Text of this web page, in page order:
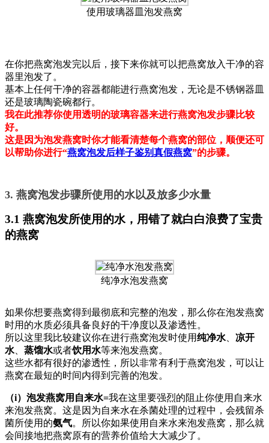
使用玻璃器皿泡发燕窝
在你把燕窝泡发完以后，接下来你就可以把燕窝放入干净的容
器里泡发了。
基本上任何干净的容器都能进行燕窝泡发，无论是不锈钢器皿
还是玻璃陶瓷碗都行。
我在此推荐你使用透明的玻璃容器来进行燕窝泡发步骤比较
好。
这是因为泡发燕窝时你才能看清楚每个燕窝的部位，顺便还可
以帮助你进行“燕窝泡发后样子鉴别真假燕窝”的步骤。
3. 燕窝泡发步骤所使用的水以及放多少水量
3.1 燕窝泡发所使用的水，用错了就白白浪费了宝贵
的燕窝
纯净水泡发燕窝
如果你想要燕窝得到最彻底和完整的泡发，那么你在泡发燕窝
时用的水质必须具备良好的干净度以及渗透性。
所以这里我比较建议你在进行燕窝泡发时使用纯净水
凉开
水
蒸馏水或者饮用水等来泡发燕窝。
这些水都有很好的渗透性，所以非常有利于燕窝泡发，可以让
燕窝在最短的时间内得到完善的泡发。
（i）泡发燕窝用自来水=我在这里要强烈的阻止你使用自来水
来泡发燕窝。这是因为自来水在杀菌处理的过程中，会残留杀
菌所使用的氨气。所以你如果使用自来水来泡发燕窝，那么就
会间接地把燕窝原有的营养价值给大大减少了。